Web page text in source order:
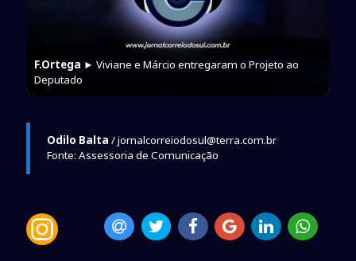
F.Ortega ► Viviane e Márcio entregaram o Projeto ao
Deputado
Odilo Balta / jornalcorreiodosul@terra.com.br
Fonte: Assessoria de Comunicação